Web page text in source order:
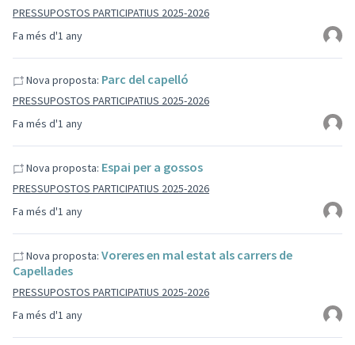
Fa més d'1 any
PRESSUPOSTOS PARTICIPATIUS 2025-2026
Fa més d'1 any
Nova proposta: Parc del capelló
PRESSUPOSTOS PARTICIPATIUS 2025-2026
Fa més d'1 any
Nova proposta: Espai per a gossos
PRESSUPOSTOS PARTICIPATIUS 2025-2026
Fa més d'1 any
Nova proposta: Voreres en mal estat als carrers de
Capellades
PRESSUPOSTOS PARTICIPATIUS 2025-2026